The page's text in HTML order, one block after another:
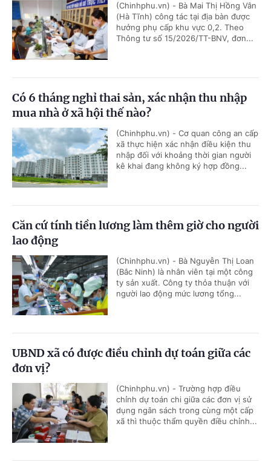
(Chinhphu.vn) - Bà Mai Thị Hồng Vân
(Hà Tĩnh) công tác tại địa bàn được
hưởng phụ cấp khu vực 0,2. Theo
Thông tư số 15/2026/TT-BNV, đơn...
Có 6 tháng nghỉ thai sản, xác nhận thu nhập
mua nhà ở xã hội thế nào?
(Chinhphu.vn) - Cơ quan công an cấp
xã thực hiện xác nhận điều kiện thu
nhập đối với khoảng thời gian người
kê khai đang không ký hợp đồng...
Căn cứ tính tiền lương làm thêm giờ cho người
lao động
(Chinhphu.vn) - Bà Nguyễn Thị Loan
(Bắc Ninh) là nhân viên tại một công
ty sản xuất. Công ty thỏa thuận với
người lao động mức lương tổng...
UBND xã có được điều chỉnh dự toán giữa các
đơn vị?
(Chinhphu.vn) - Trường hợp điều
chỉnh dự toán chi giữa các đơn vị sử
dụng ngân sách trong cùng một cấp
xã thì thuộc thẩm quyền điều chỉnh...